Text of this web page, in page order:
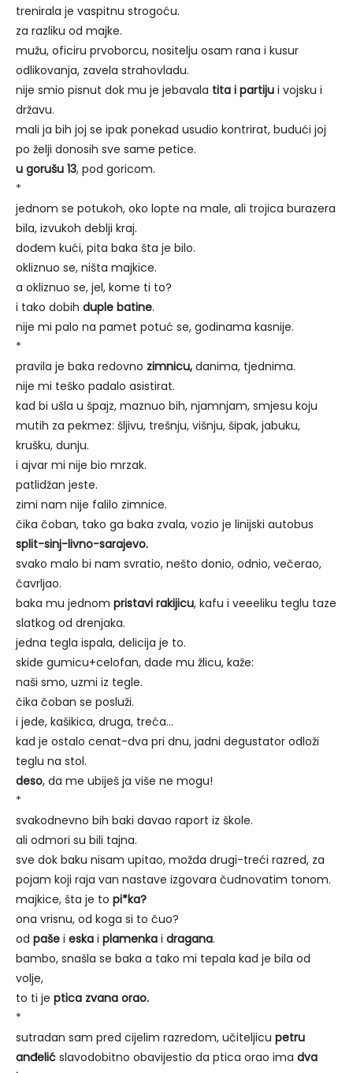
trenirala je vaspitnu strogoću.
za razliku od majke.
mužu, oficiru prvoborcu, nositelju osam rana i kusur
odlikovanja, zavela strahovladu.
nije smio pisnut dok mu je jebavala tita i partiju i vojsku i
državu.
mali ja bih joj se ipak ponekad usudio kontrirat, budući joj
po želji donosih sve same petice.
u gorušu 13, pod goricom.
*
jednom se potukoh, oko lopte na male, ali trojica burazera
bila, izvukoh deblji kraj.
dođem kući, pita baka šta je bilo.
okliznuo se, ništa majkice.
a okliznuo se, jel, kome ti to?
i tako dobih duple batine.
nije mi palo na pamet potuć se, godinama kasnije.
*
pravila je baka redovno zimnicu, danima, tjednima.
nije mi teško padalo asistirat.
kad bi ušla u špajz, maznuo bih, njamnjam, smjesu koju
mutih za pekmez: šljivu, trešnju, višnju, šipak, jabuku,
krušku, dunju.
i ajvar mi nije bio mrzak.
patlidžan jeste.
zimi nam nije falilo zimnice.
čika čoban, tako ga baka zvala, vozio je linijski autobus
split-sinj-livno-sarajevo.
svako malo bi nam svratio, nešto donio, odnio, večerao,
čavrljao.
baka mu jednom pristavi rakijicu, kafu i veeeliku teglu taze
slatkog od drenjaka.
jedna tegla ispala, delicija je to.
skide gumicu+celofan, dade mu žlicu, kaže:
naši smo, uzmi iz tegle.
čika čoban se posluži.
i jede, kašikica, druga, treća…
kad je ostalo cenat-dva pri dnu, jadni degustator odloži
teglu na stol.
deso, da me ubiješ ja više ne mogu!
*
svakodnevno bih baki davao raport iz škole.
ali odmori su bili tajna.
sve dok baku nisam upitao, možda drugi-treći razred, za
pojam koji raja van nastave izgovara čudnovatim tonom.
majkice, šta je to pi*ka?
ona vrisnu, od koga si to čuo?
od paše i eska i plamenka i dragana.
bambo, snašla se baka a tako mi tepala kad je bila od
volje,
to ti je ptica zvana orao.
*
sutradan sam pred cijelim razredom, učiteljicu petru
anđelić slavodobitno obavijestio da ptica orao ima dva